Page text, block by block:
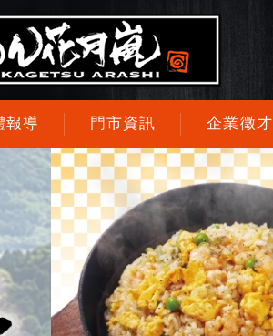
報導 門市資訊 企業徵才